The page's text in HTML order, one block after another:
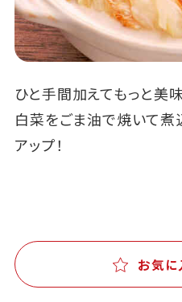
ひと手間加えてもっと美味
白菜をごま油で焼いて煮
アップ！
お気に